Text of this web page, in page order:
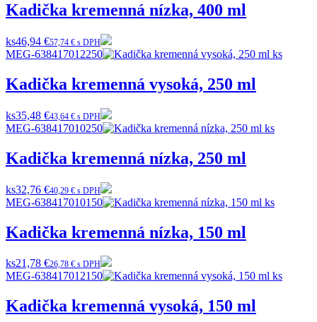
Kadička kremenná nízka, 400 ml
ks46,94 €57,74 € s DPH
MEG-638417012250
Kadička kremenná vysoká, 250 ml
ks35,48 €43,64 € s DPH
MEG-638417010250
Kadička kremenná nízka, 250 ml
ks32,76 €40,29 € s DPH
MEG-638417010150
Kadička kremenná nízka, 150 ml
ks21,78 €26,78 € s DPH
MEG-638417012150
Kadička kremenná vysoká, 150 ml